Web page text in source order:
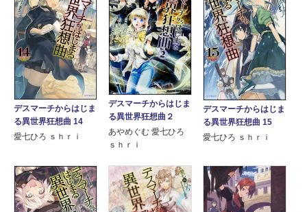
デスマーチからはじま
る異世界狂想曲 14
愛七ひろ ｓｈｒｉ
デスマーチからはじま
る異世界狂想曲２
あやめぐむ 愛七ひろ
ｓｈｒｉ
デスマーチからはじま
る異世界狂想曲 15
愛七ひろ ｓｈｒｉ